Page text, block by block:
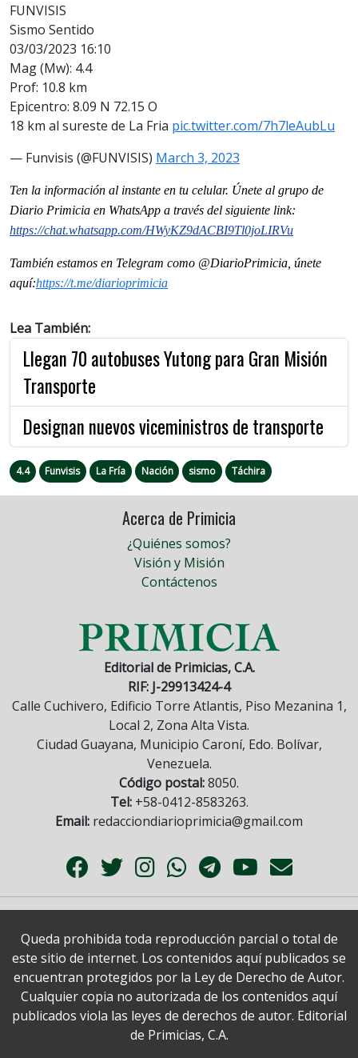
FUNVISIS
Sismo Sentido
03/03/2023 16:10
Mag (Mw): 4.4
Prof: 10.8 km
Epicentro: 8.09 N 72.15 O
18 km al sureste de La Fria pic.twitter.com/7h7leAubLu
— Funvisis (@FUNVISIS) March 3, 2023
Ten la información al instante en tu celular. Únete al grupo de
Diario Primicia en WhatsApp a través del siguiente link:
https://chat.whatsapp.com/HWyKZ9dACBI9Tl0joLIRVu
También estamos en Telegram como @DiarioPrimicia, únete
aquí:https://t.me/diarioprimicia
Lea También:
Llegan 70 autobuses Yutong para Gran Misión
Transporte
Designan nuevos viceministros de transporte
4.4 Funvisis La Fría Nación sismo Táchira
Acerca de Primicia
¿Quiénes somos?
Visión y Misión
Contáctenos
Editorial de Primicias, C.A.
RIF: J-29913424-4
Calle Cuchivero, Edificio Torre Atlantis, Piso Mezanina 1,
Local 2, Zona Alta Vista.
Ciudad Guayana, Municipio Caroní, Edo. Bolívar,
Venezuela.
Código postal:8050.
Tel:+58-0412-8583263.
Email: redacciondiarioprimicia@gmail.com
Queda prohibida toda reproducción parcial o total de
este sitio de internet. Los contenidos aquí publicados se
encuentran protegidos por la Ley de Derecho de Autor.
Cualquier copia no autorizada de los contenidos aquí
publicados viola las leyes de derechos de autor. Editorial
de Primicias, C.A.